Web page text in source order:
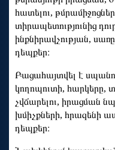
հատելու,
տիրապետությունից
ինքնիրավչության,
դեպքեր։
Բացահայտվել է
կողոպուտի, հարկերը,
չվճարելու, իրացման
խմիչքների, հրազենի
դեպքեր։